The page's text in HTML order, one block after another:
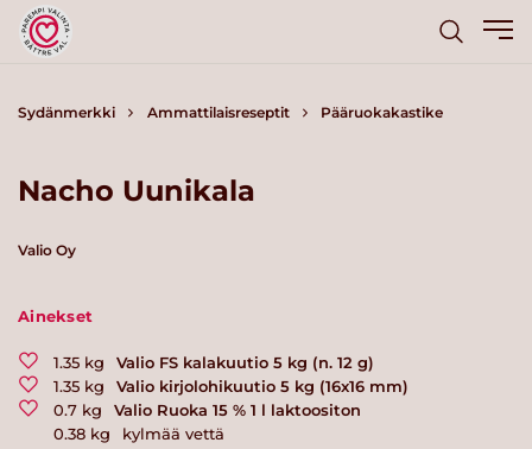
Sydänmerkki Ammattilaisreseptit Pääruokakastike
Nacho Uunikala
Valio Oy
Ainekset
1.35 kg
Valio FS kalakuutio 5 kg (n. 12 g)
1.35 kg
Valio kirjolohikuutio 5 kg (16x16 mm)
0.7 kg
Valio Ruoka 15 % 1 l laktoositon
0.38 kg
kylmää vettä